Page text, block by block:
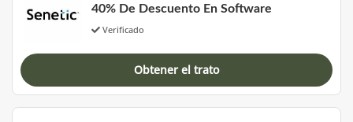
40% De Descuento En Software
Verificado
Obtener el trato